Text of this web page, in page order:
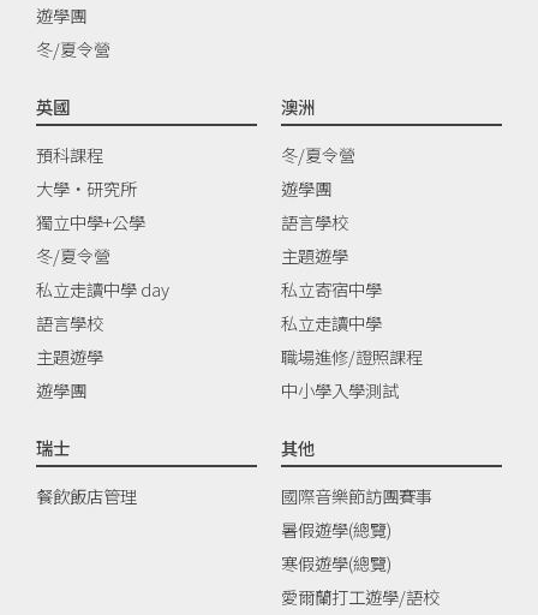
遊學團
冬/夏令營
英國
預科課程
大學‧研究所
獨立中學+公學
冬/夏令營
私立走讀中學 day
語言學校
主題遊學
遊學團
澳洲
冬/夏令營
遊學團
語言學校
主題遊學
私立寄宿中學
私立走讀中學
職場進修/證照課程
中小學入學測試
瑞士
餐飲飯店管理
其他
國際音樂節訪團賽事
暑假遊學(總覽)
寒假遊學(總覽)
愛爾蘭打工遊學/語校